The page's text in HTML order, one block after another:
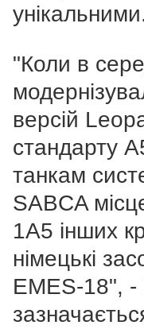
"Коли в
версій
стандарту
танкам
SABCA
1A5 інших
німецькі
EMES-18", -